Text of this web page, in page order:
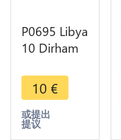
P0695 Libya
10 Dirham
Knight
Jamahiriya
UNC -
>Make
10 €
或提出
提议